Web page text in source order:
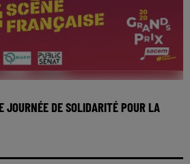
JOURNÉE DE SOLIDARITÉ POUR LA